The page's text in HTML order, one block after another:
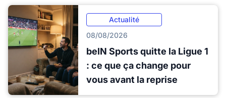
Actualité
08/08/2026
beIN Sports quitte la Ligue 1
: ce que ça change pour
vous avant la reprise